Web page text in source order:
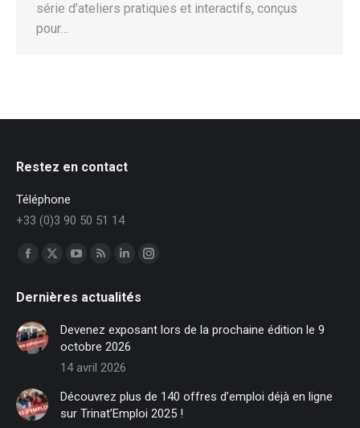
série d’ateliers pratiques et interactifs, conçus
pour…
Restez en contact
Téléphone
+33 (0)3 90 50 51 14
Trouvez nous sur :
Facebook
opens
in
new
window
X
opens
new
window
opens
in
new
window
opens
in
new
window
LinkedIn
opens
in
new
window
Instagram
in
Dernières actualités
Devenez exposant lors de la prochaine édition le 9
octobre 2026
14 avril 2026
Découvrez plus de 140 offres d’emploi déjà en ligne
sur Trinat’Emploi 2025 !